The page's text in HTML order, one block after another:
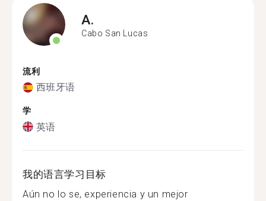
A.
Cabo San Lucas
流利
西班牙语
学
英语
我的语言学习目标
Aún no lo se, experiencia y un mejor